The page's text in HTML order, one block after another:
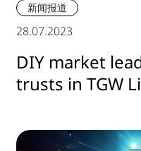
新闻报道
28.07.2023
DIY market
trusts in TGW